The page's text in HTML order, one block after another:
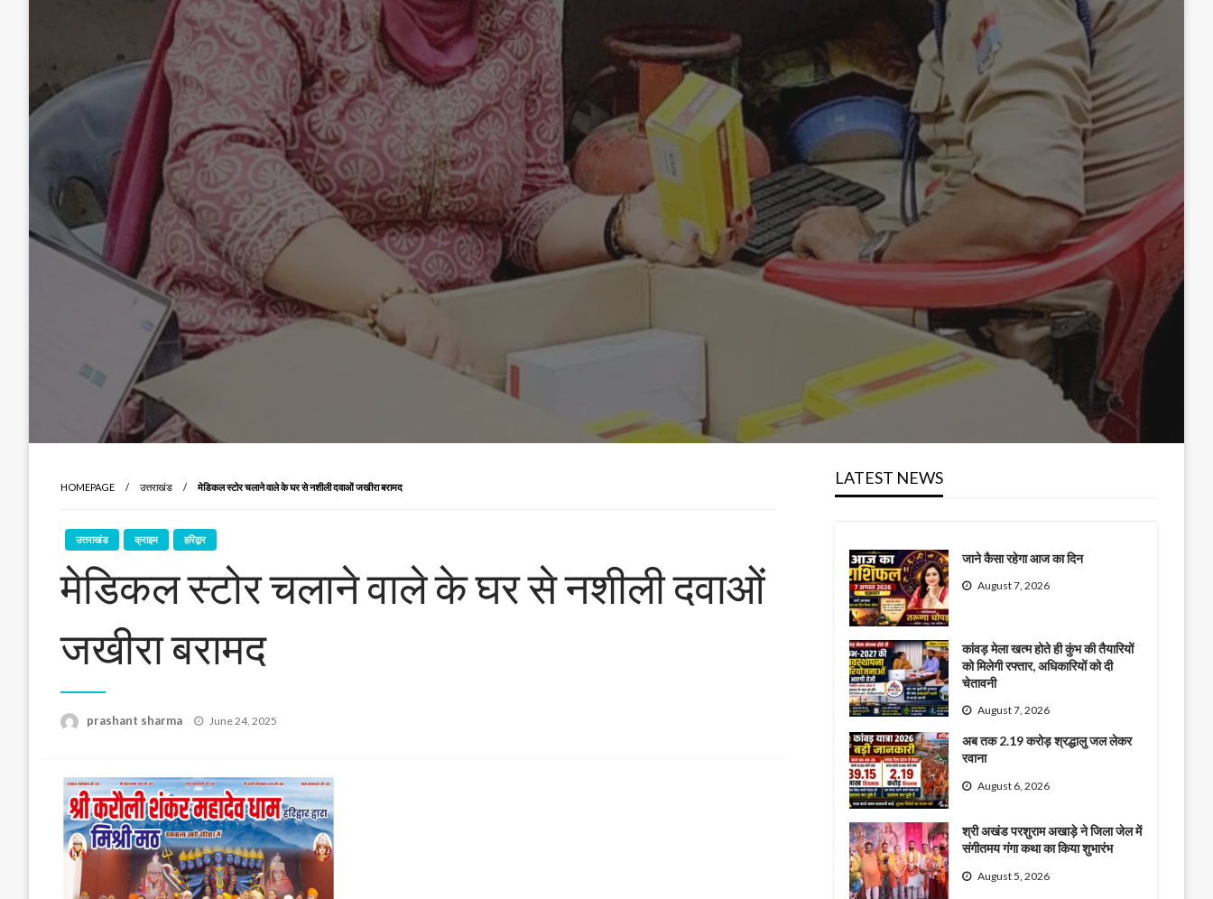
HOMEPAGE उत्तराखंड मेडिकल स्टोर चलाने वाले के घर से नशीली दवाओं जखीरा बरामद
उत्तराखंड क्राइम हरिद्वार
मेडिकल स्टोर चलाने वाले के घर से नशीली दवाओं
जखीरा बरामद
prashant sharma
Posted
June 24, 2025
LATEST NEWS
जाने कैसा रहेगा आज का दिन
August 7, 2026
कांवड़ मेला खत्म होते ही कुंभ की तैयारियों
को मिलेगी रफ्तार, अधिकारियों को दी
चेतावनी
August 7, 2026
अब तक 2.19 करोड़ श्रद्धालु जल लेकर
रवाना
August 6, 2026
श्री अखंड परशुराम अखाड़े ने जिला जेल में
संगीतमय गंगा कथा का किया शुभारंभ
August 5, 2026